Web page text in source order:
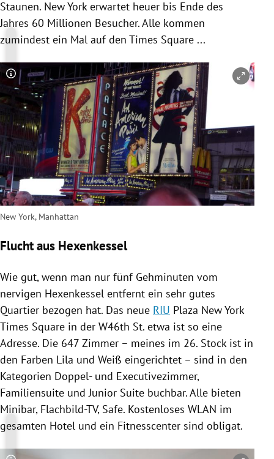
Staunen. New Yorkerwartet heuer bis Ende des
Jahres 60 Millionen Besucher. Alle kommen
zumindest ein Mal auf den Times Square ...
Copyright-Hinweis öffnen/schließen
New York, Manhattan
Flucht aus Hexenkessel
Wie gut, wenn man nur fünf Gehminuten vom
nervigen Hexenkessel entfernt ein sehr gutes
Quartier bezogen hat. Das neue RIU Plaza New York
Times Square in der W46th St. etwa ist so eine
Adresse. Die 647 Zimmer – meines im 26. Stock ist in
den Farben Lila und Weiß eingerichtet – sind in den
Kategorien Doppel- und Executivezimmer,
Familiensuite und Junior Suite buchbar. Alle bieten
Minibar, Flachbild-TV, Safe. Kostenloses WLAN im
gesamten Hotel und ein Fitnesscenter sind obligat.